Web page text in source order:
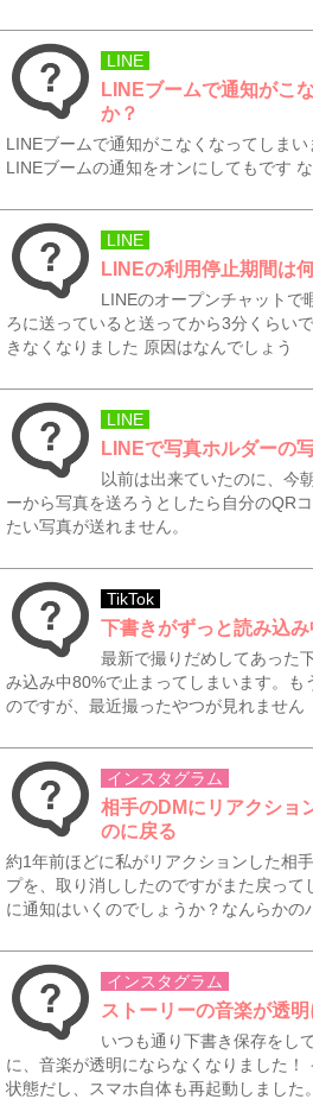
LINE
LINEブームで通知がこ
か？
LINEブームで通知がこなくなってしま
LINEブームの通知をオンにしてもです
LINE
LINEの利用停止期間は
LINEのオープンチャットで
ろに送っていると送ってから3分くらい
きなくなりました 原因はなんでしょう
LINE
LINEで写真ホルダーの
以前は出来ていたのに、今
ーから写真を送ろうとしたら自分のQR
たい写真が送れません。
TikTok
下書きがずっと読み込み
最新で撮りだめしてあった
み込み中80%で止まってしまいます。も
のですが、最近撮ったやつが見れません
インスタグラム
相手のDMにリアクショ
のに戻る
約1年前ほどに私がリアクションした相
プを、取り消ししたのですがまた戻っ
に通知はいくのでしょうか？なんらかの
インスタグラム
ストーリーの音楽が透
いつも通り下書き保存をし
に、音楽が透明にならなくなりました
状態だし、スマホ自体も再起動しました